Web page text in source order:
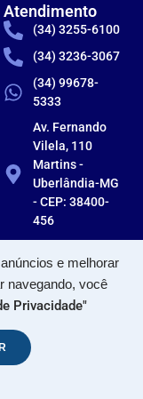
e melhorar
navegando, você
Privacidade"
Atendimento
(34) 3255-6100
(34) 3236-3067
(34) 99678-
5333
Av. Fernando
Vilela, 110
Martins -
Uberlândia-MG
- CEP: 38400-
456